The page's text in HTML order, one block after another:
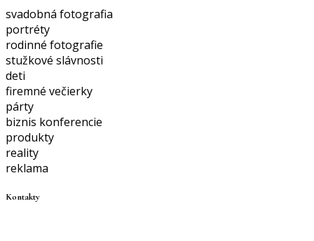
svadobná fotografia
portréty
rodinné fotografie
stužkové slávnosti
deti
firemné večierky
párty
biznis konferencie
produkty
reality
reklama
Kontakty